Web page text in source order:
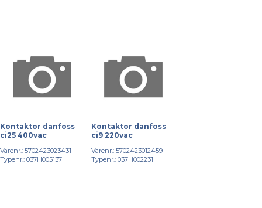
Kontaktor danfoss
ci25 400vac
Varenr.: 5702423023431
Typenr.: 037H005137
Kontaktor danfoss
ci9 220vac
Varenr.: 5702423012459
Typenr.: 037H002231